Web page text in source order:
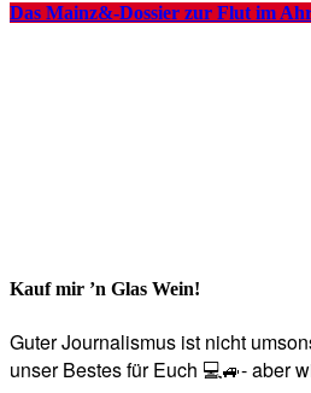
Das Mainz&-Dossier zur Flut im
Kauf mir ’n Glas Wein!
Guter Journalismus ist nicht
unser Bestes für Euch 💻🚙- aber